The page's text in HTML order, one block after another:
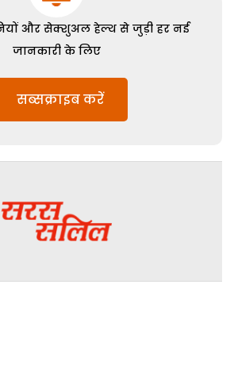
और सेक्शुअल हेल्थ से जुड़ी हर नई
जानकारी के लिए
सब्सक्राइब करें